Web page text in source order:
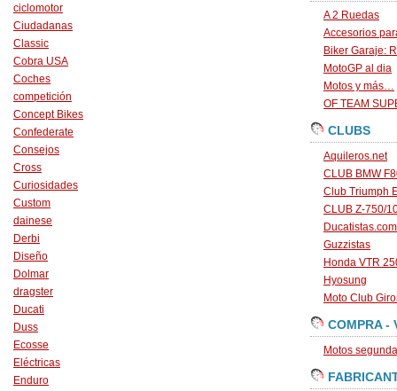
ciclomotor
Ciudadanas
Classic
Cobra USA
Coches
competición
Concept Bikes
Confederate
Consejos
Cross
Curiosidades
Custom
dainese
Derbi
Diseño
Dolmar
dragster
Ducati
Duss
Ecosse
Eléctricas
Enduro
A 2 Ruedas
Accesorios
Biker Garaje:
MotoGP al dia
Motos y más…
OF TEAM
CLUBS
Aquileros.net
CLUB BMW
Club Triumph
CLUB Z-750/
Ducatistas.com
Guzzistas
Honda VTR
Hyosung
Moto Club
COMPRA -
Motos